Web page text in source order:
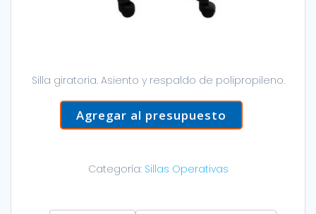
Silla giratoria. Asiento y respaldo de polipropileno.
Agregar al presupuesto
Categoría: Sillas Operativas